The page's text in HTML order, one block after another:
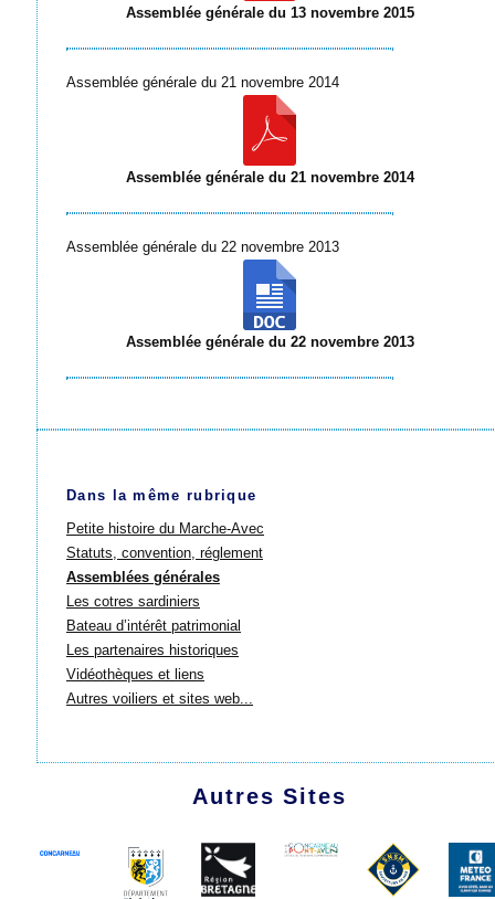
Assemblée générale du 13 novembre 2015
Assemblée générale du 21 novembre 2014 ​
Assemblée générale du 21 novembre 2014
​Assemblée générale du 22 novembre 2013
Assemblée générale du 22 novembre 2013
Dans la même rubrique
Petite histoire du Marche-Avec
Statuts, convention, réglement
Assemblées générales
Les cotres sardiniers
Bateau d’intérêt patrimonial
Les partenaires historiques
Vidéothèques et liens
Autres voiliers et sites web...
Autres Sites